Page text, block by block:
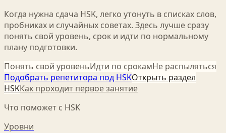
Когда нужна сдача HSK, легко утонуть в списках слов,
пробниках и случайных советах. Здесь лучше сразу
понять свой уровень, срок и идти по нормальному
плану подготовки.
Понять свой уровеньИдти по срокамНе распыляться
Подобрать репетитора под HSKОткрыть раздел
HSKКак проходит первое занятие
Что поможет с HSK
Уровни